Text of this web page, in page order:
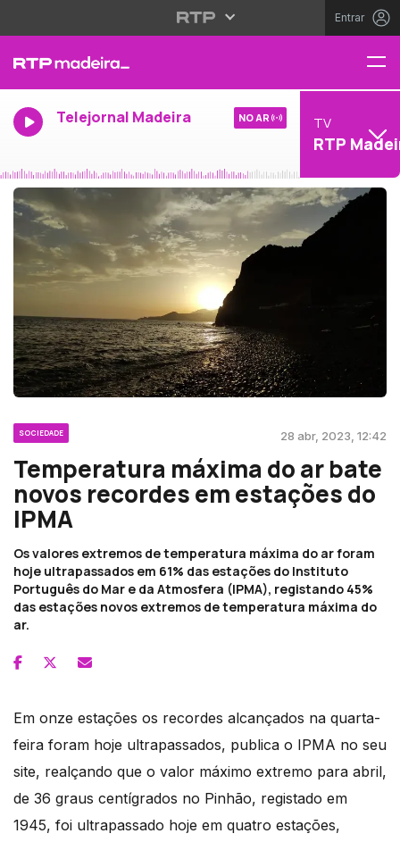
Entrar
Telejornal Madeira NO AR TV
RTP
SOCIEDADE 28 abr, 2023, 12:42
Temperatura máxima do ar bate
novos recordes em estações do
IPMA
Os valores extremos de temperatura máxima do ar foram
hoje ultrapassados em 61% das estações do Instituto
Português do Mar e da Atmosfera (IPMA), registando 45%
das estações novos extremos de temperatura máxima do
ar.
Em onze estações os recordes alcançados na quarta-
feira foram hoje ultrapassados, publica o IPMA no seu
site, realçando que o valor máximo extremo para abril,
de 36 graus centígrados no Pinhão, registado em
1945, foi ultrapassado hoje em quatro estações,